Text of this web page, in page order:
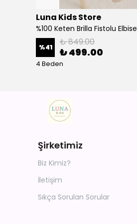
Luna Kids Store
%100 Keten Brilla Fistolu Elbise
%41 ₺ 849.00
₺ 499.00
4 Beden
Şirketimiz
Biz Kimiz?
İletişim
Sıkça Sorulan Sorular